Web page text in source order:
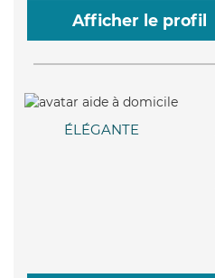
Afficher le profil
ÉLÉGANTE